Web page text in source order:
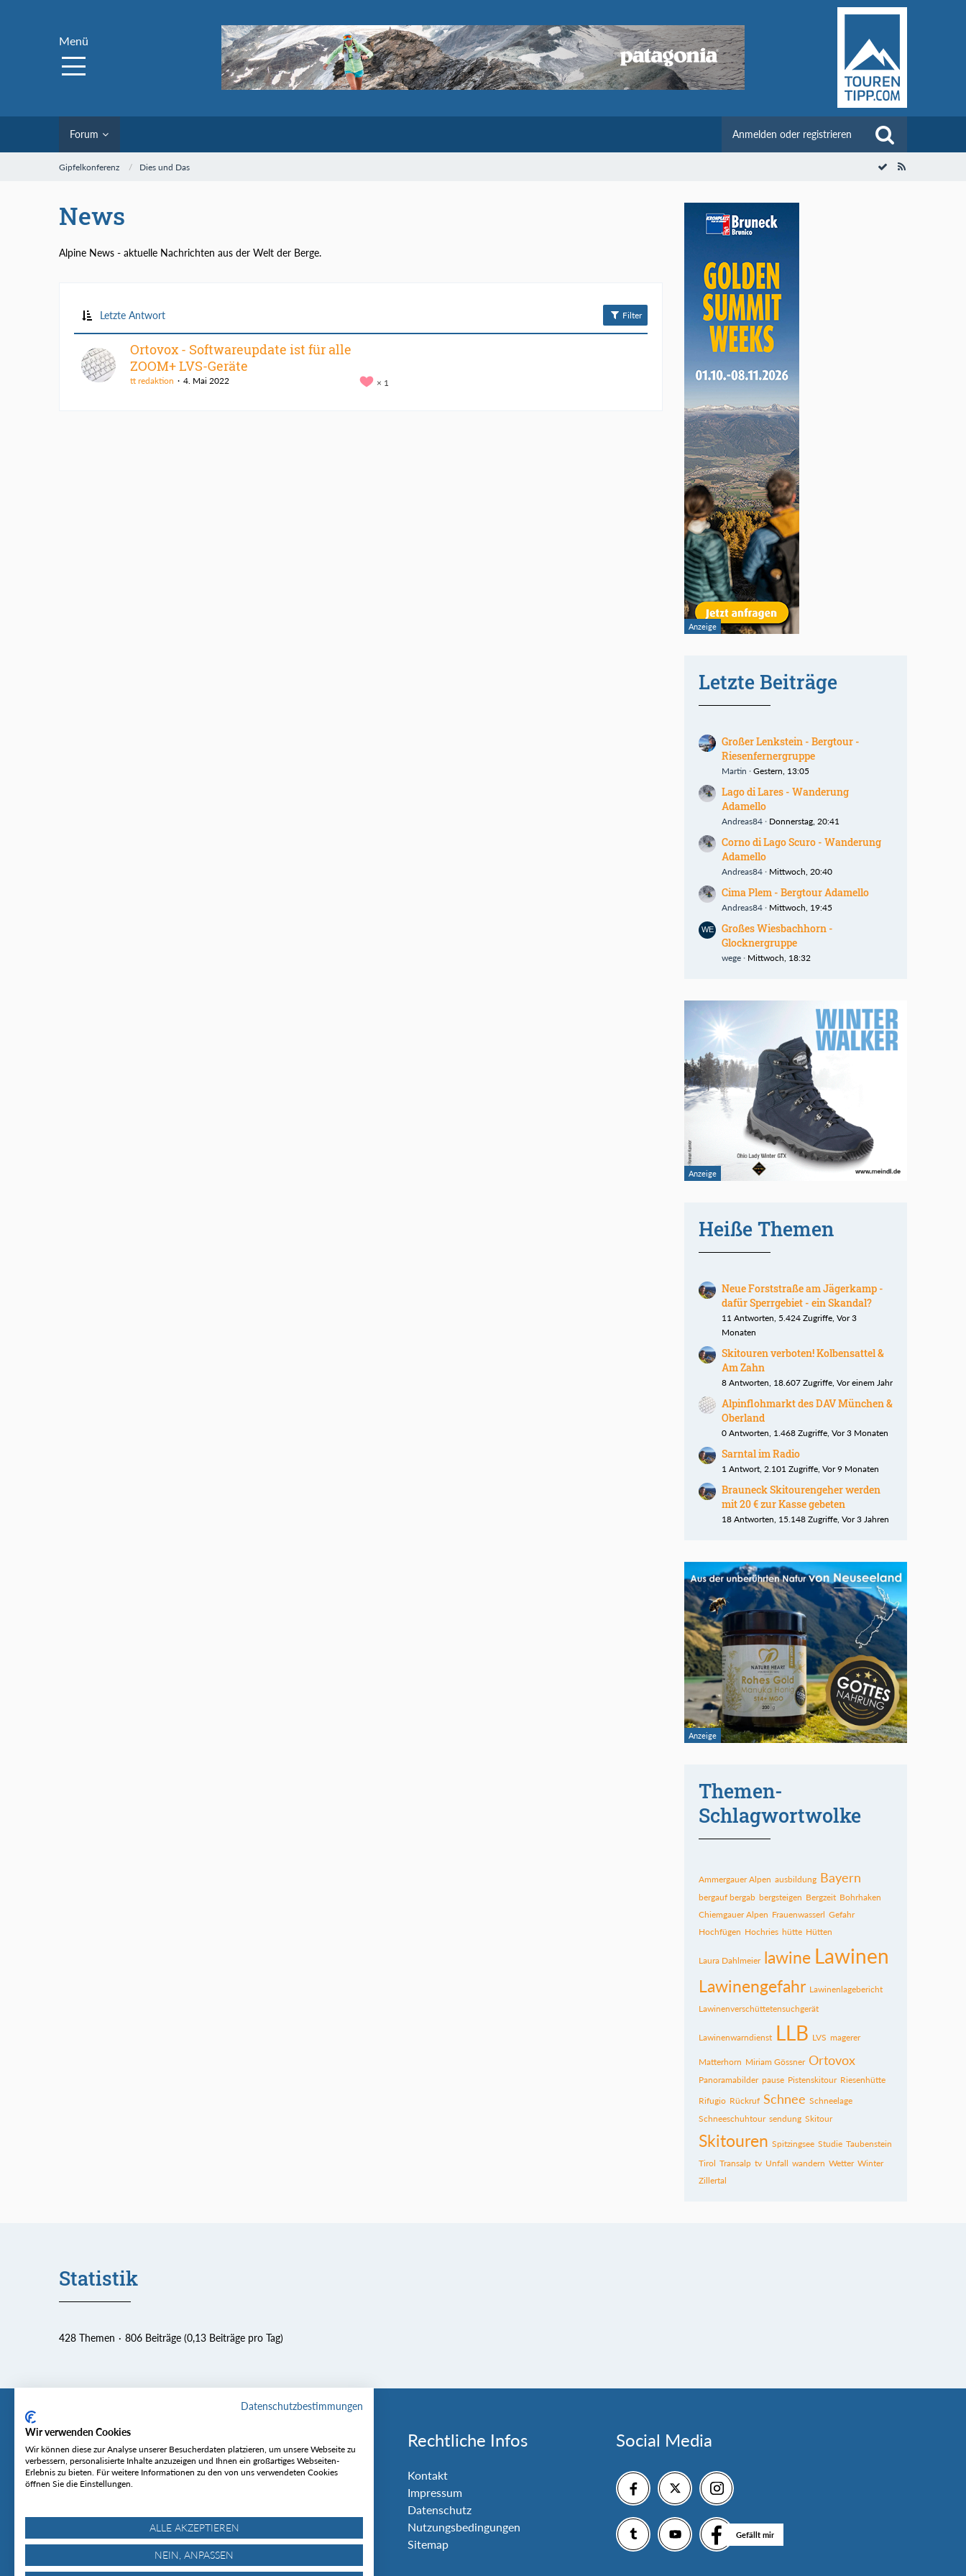
Menü
Forum Anmelden oder registrieren
Gipfelkonferenz Dies und Das
News
Alpine News - aktuelle Nachrichten aus der Welt der Berge.
Letzte Antwort Filter
Ortovox - Softwareupdate ist für alle
ZOOM+ LVS-Geräte
1
tt redaktion 4. Mai 2022
Letzte Beiträge
Großer Lenkstein - Bergtour -
Riesenfernergruppe
Martin Gestern, 13:05
Lago di Lares - Wanderung
Adamello
Andreas84 Donnerstag, 20:41
Corno di Lago Scuro - Wanderung
Adamello
Andreas84 Mittwoch, 20:40
Cima Plem - Bergtour Adamello
Andreas84 Mittwoch, 19:45
Großes Wiesbachhorn -
Glocknergruppe
wege Mittwoch, 18:32
Heiße Themen
Neue Forststraße am Jägerkamp -
dafür Sperrgebiet - ein Skandal?
11 Antworten, 5.424 Zugriffe, Vor 3
Monaten
Skitouren verboten! Kolbensattel &
Am Zahn
8 Antworten, 18.607 Zugriffe, Vor einem Jahr
Alpinflohmarkt des DAV München &
Oberland
0 Antworten, 1.468 Zugriffe, Vor 3 Monaten
Sarntal im Radio
1 Antwort, 2.101 Zugriffe, Vor 9 Monaten
Brauneck Skitourengeher werden
mit 20 € zur Kasse gebeten
18 Antworten, 15.148 Zugriffe, Vor 3 Jahren
Themen-
Schlagwortwolke
Ammergauer Alpen ausbildung Bayern
bergauf bergab bergsteigen Bergzeit Bohrhaken
Chiemgauer Alpen Frauenwasserl Gefahr
Hochfügen Hochries hütte Hütten
Laura Dahlmeier lawine Lawinen
Lawinengefahr Lawinenlagebericht
Lawinenverschüttetensuchgerät
Lawinenwarndienst LLB LVS magerer
Matterhorn Miriam Gössner Ortovox
Panoramabilder pause Pistenskitour Riesenhütte
Rifugio Rückruf Schnee Schneelage
Schneeschuhtour sendung Skitour
Skitouren Spitzingsee Studie Taubenstein
Tirol Transalp tv Unfall wandern Wetter Winter
Zillertal
Statistik
428 Themen 806 Beiträge (0,13 Beiträge pro Tag)
Tourentipp
Über uns
Wetter & Lawinenlage
Rechtliche Infos
Kontakt
Impressum
Datenschutz
Nutzungsbedingungen
Sitemap
Social Media
Gefällt mir
Datenschutzbestimmungen
Wir verwenden Cookies
Wir können diese zur Analyse unserer Besucherdaten platzieren, um unsere Webseite zu
verbessern, personalisierte Inhalte anzuzeigen und Ihnen ein großartiges Webseiten-
Erlebnis zu bieten. Für weitere Informationen zu den von uns verwendeten Cookies
öffnen Sie die Einstellungen.
ALLE AKZEPTIEREN
NEIN, ANPASSEN